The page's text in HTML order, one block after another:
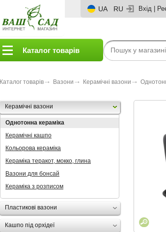
UA RU Вхід
Каталог товарів
Каталог товарів Вазони Керамічні вазони
Керамічні вазони
Однотонна кераміка
Керамічні кашпо
Кольорова кераміка
Кераміка теракот, мокко, глина
Вазони для бонсай
Кераміка з розписом
Пластикові вазони
Кашпо під орхідеї